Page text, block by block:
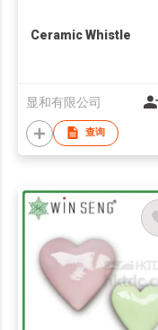
Ceramic Whistle
显和有限公司
查询